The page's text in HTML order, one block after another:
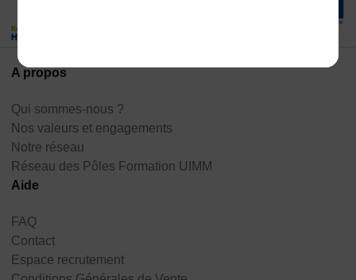
A propos
Qui sommes-nous ?
Nos valeurs et engagements
Notre réseau
Réseau des Pôles Formation UIMM
Aide
FAQ
Contact
Espace recrutement